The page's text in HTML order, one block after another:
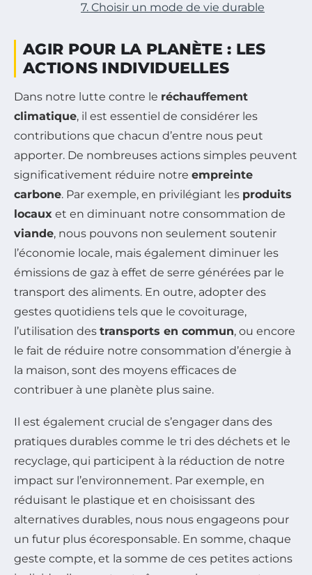
7. Choisir un mode de vie durable
AGIR POUR LA PLANÈTE : LES
ACTIONS INDIVIDUELLES
Dans notre lutte contre le réchauffement
climatique, il est essentiel de considérer les
contributions que chacun d’entre nous peut
apporter. De nombreuses actions simples peuvent
significativement réduire notre empreinte
carbone. Par exemple, en privilégiant les produits
locaux et en diminuant notre consommation de
viande, nous pouvons non seulement soutenir
l’économie locale, mais également diminuer les
émissions de gaz à effet de serre générées par le
transport des aliments. En outre, adopter des
gestes quotidiens tels que le covoiturage,
l’utilisation des transports en commun, ou encore
le fait de réduire notre consommation d’énergie à
la maison, sont des moyens efficaces de
contribuer à une planète plus saine.
Il est également crucial de s’engager dans des
pratiques durables comme le tri des déchets et le
recyclage, qui participent à la réduction de notre
impact sur l’environnement. Par exemple, en
réduisant le plastique et en choisissant des
alternatives durables, nous nous engageons pour
un futur plus écoresponsable. En somme, chaque
geste compte, et la somme de ces petites actions